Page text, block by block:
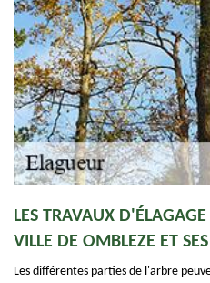
LES TRAVAUX
VILLE DE OMBLEZE ET
Les différentes parties de l'arbre